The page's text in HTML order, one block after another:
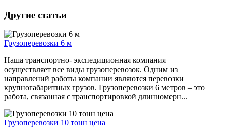
Другие статьи
Грузоперевозки 6 м
Наша транспортно- экспедиционная компания
осуществляет все виды грузоперевозок. Одним из
направлений работы компании являются перевозки
крупногабаритных грузов. Грузоперевозки 6 метров – это
работа, связанная с транспортировкой длинномерн...
Грузоперевозки 10 тонн цена